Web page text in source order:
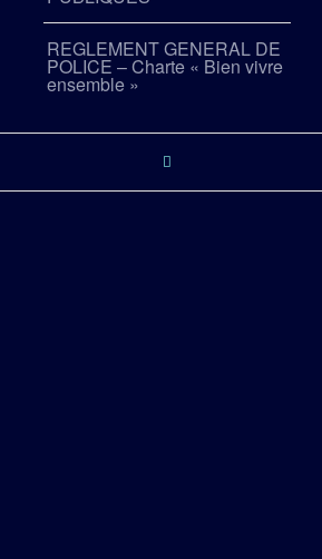
REGLEMENT GENERAL DE
POLICE – Charte « Bien vivre
ensemble »